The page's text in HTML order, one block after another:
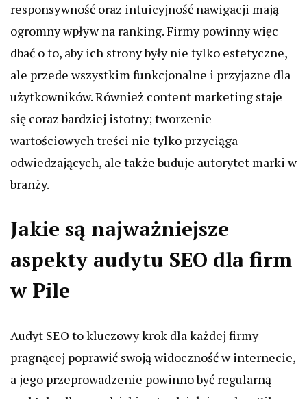
responsywność oraz intuicyjność nawigacji mają
ogromny wpływ na ranking. Firmy powinny więc
dbać o to, aby ich strony były nie tylko estetyczne,
ale przede wszystkim funkcjonalne i przyjazne dla
użytkowników. Również content marketing staje
się coraz bardziej istotny; tworzenie
wartościowych treści nie tylko przyciąga
odwiedzających, ale także buduje autorytet marki w
branży.
Jakie są najważniejsze
aspekty audytu SEO dla firm
w Pile
Audyt SEO to kluczowy krok dla każdej firmy
pragnącej poprawić swoją widoczność w internecie,
a jego przeprowadzenie powinno być regularną